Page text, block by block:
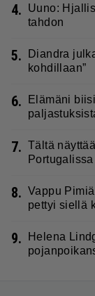
4.
Uuno:
tahdon
5.
Diandra
kohdillaan”
6.
Elämäni
7. Tältä
Portugalissa
8. Vappu
pettyi siellä
9.
Helena